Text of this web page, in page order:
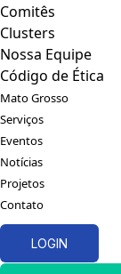
Comitês
Clusters
Nossa Equipe
Código de Ética
Mato Grosso
Serviços
Eventos
Notícias
Projetos
Contato
LOGIN